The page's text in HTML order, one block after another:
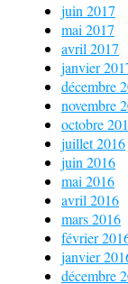
juin 2017
mai 2017
avril 2017
janvier
décembre
novembre
octobre
juillet 2016
juin 2016
mai 2016
avril 2016
mars 2016
février
janvier
décembre